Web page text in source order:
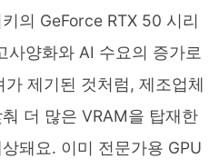
의 GeForce RTX 50 시리
사양화와 AI 수요의 증가로
제기된 것처럼, 제조업체
더 많은 VRAM을 탑재한
돼요. 이미 전문가용 GPU